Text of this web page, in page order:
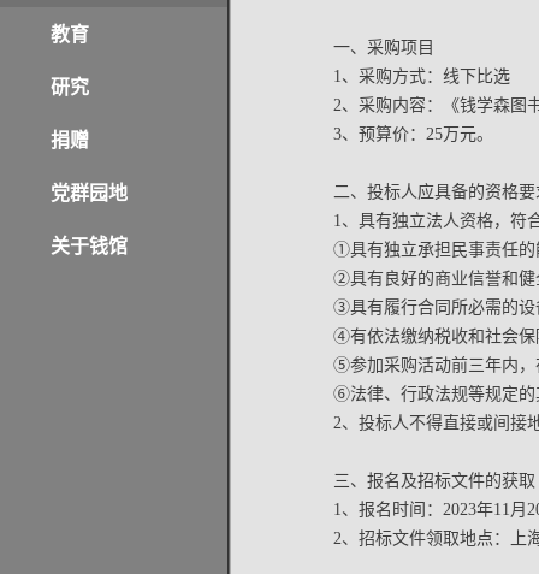
教育
研究
捐赠
党群园地
关于钱馆
一、采购项目
1、采购方式：线下比选
2、采购内容：《钱学森图
3、预算价：25万元。
二、投标人应具备的资格要
1、具有独立法人资格，符
①具有独立承担民事责任的
②具有良好的商业信誉和健
③具有履行合同所必需的设
④有依法缴纳税收和社会保
⑤参加采购活动前三年内，
⑥法律、行政法规等规定的
2、投标人不得直接或间接
三、报名及招标文件的获取
1、报名时间：2023年11月
2、招标文件领取地点：上